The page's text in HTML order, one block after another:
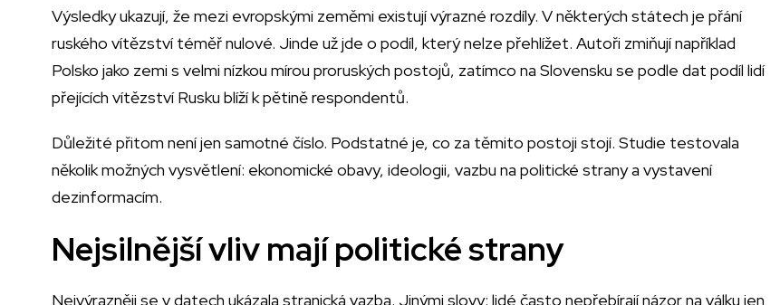
Výsledky ukazují, že mezi evropskými zeměmi existují výrazné rozdíly. V některých státech je přání
ruského vítězství téměř nulové. Jinde už jde o podíl, který nelze přehlížet. Autoři zmiňují například
Polsko jako zemi s velmi nízkou mírou proruských postojů, zatímco na Slovensku se podle dat podíl lidí
přejících vítězství Rusku blíží k pětině respondentů.
Důležité přitom není jen samotné číslo. Podstatné je, co za těmito postoji stojí. Studie testovala
několik možných vysvětlení: ekonomické obavy, ideologii, vazbu na politické strany a vystavení
dezinformacím.
Nejsilnější vliv mají politické strany
Nejvýrazněji se v datech ukázala stranická vazba. Jinými slovy: lidé často nepřebírají názor na válku jen